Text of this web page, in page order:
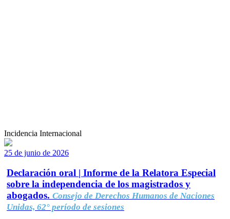
Incidencia Internacional
25 de junio de 2026
Declaración oral | Informe de la Relatora Especial
sobre la independencia de los magistrados y
abogados. Consejo de Derechos Humanos de Naciones
Unidas, 62° período de sesiones